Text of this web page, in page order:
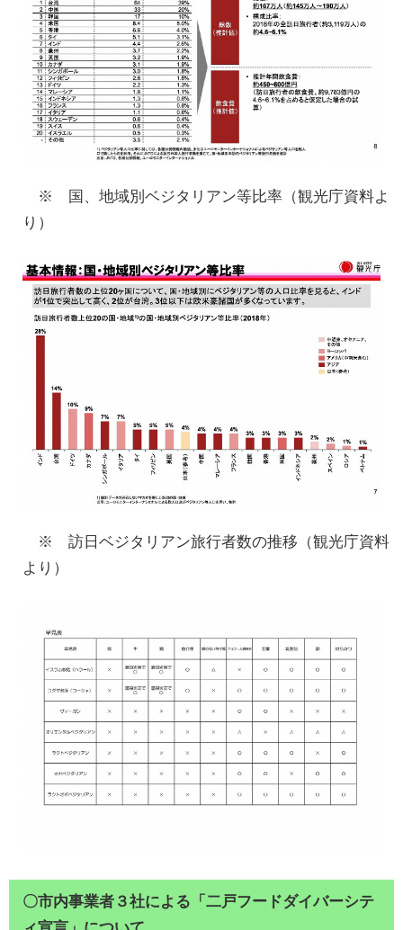
※ 国、地域別ベジタリアン等比率（観光庁資料よ
り）
※ 訪日ベジタリアン旅行者数の推移（観光庁資料
より）
〇市内事業者３社による「二戸フードダイバーシテ